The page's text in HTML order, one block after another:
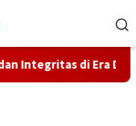
di Era Digital